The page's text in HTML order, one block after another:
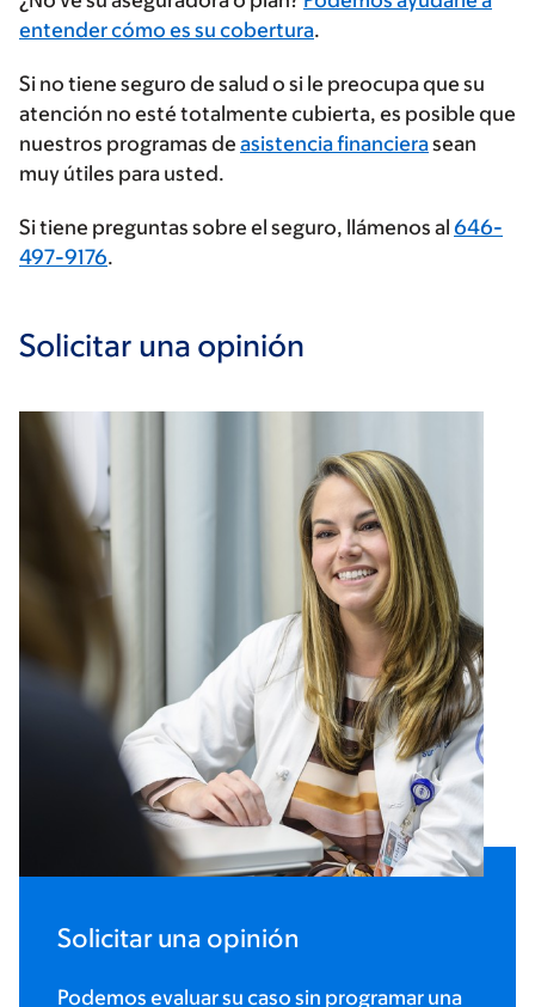
su
de
seguros
entender cómo es su cobertura.
Si no tiene seguro de salud o si le preocupa que su
atención no esté totalmente cubierta, es posible que
nuestros programas de asistencia financierasean
muy útiles para usted.
Si tiene preguntas sobre el seguro, llámenos al 646-
497-9176.
Solicitar una opinión
Solicitar una opinión
Podemos evaluar su caso sin programar una